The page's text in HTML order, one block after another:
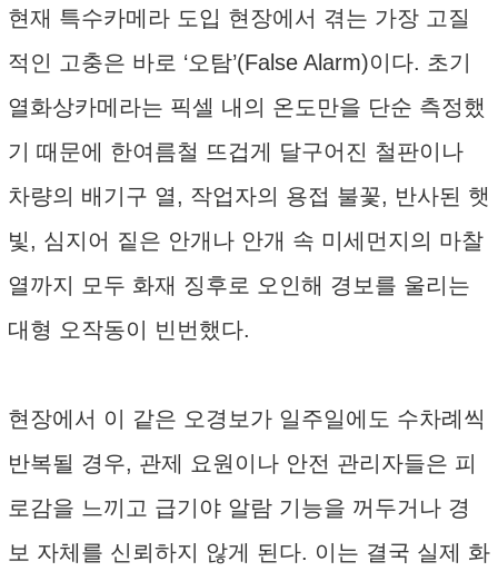
현재 특수카메라 도입 현장에서 겪는 가장 고질
적인 고충은 바로 ‘오탐’(False Alarm)이다. 초기
열화상카메라는 픽셀 내의 온도만을 단순 측정했
기 때문에 한여름철 뜨겁게 달구어진 철판이나
차량의 배기구 열, 작업자의 용접 불꽃, 반사된 햇
빛, 심지어 짙은 안개나 안개 속 미세먼지의 마찰
열까지 모두 화재 징후로 오인해 경보를 울리는
대형 오작동이 빈번했다.
현장에서 이 같은 오경보가 일주일에도 수차례씩
반복될 경우, 관제 요원이나 안전 관리자들은 피
로감을 느끼고 급기야 알람 기능을 꺼두거나 경
보 자체를 신뢰하지 않게 된다. 이는 결국 실제 화